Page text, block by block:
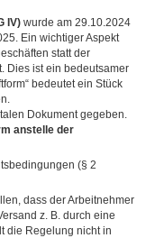
IV) wurde am 29.10.2024
Ein wichtiger Aspekt
statt der
Dies ist ein bedeutsamer
bedeutet ein Stück
Dokument gegeben.
anstelle der
(§ 2
dass der Arbeitnehmer
z. B. durch eine
die Regelung nicht in